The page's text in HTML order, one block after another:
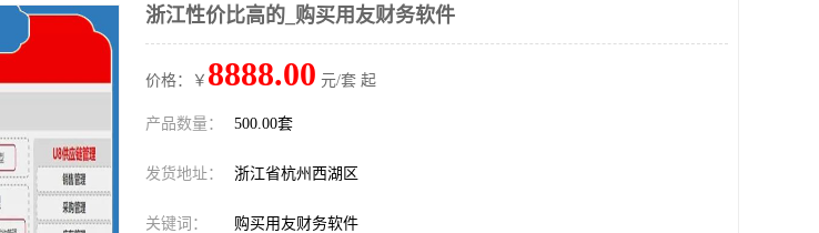
浙江性价比高的_购买用友财务软件
价格：￥ 8888.00 元/套 起
产品数量： 500.00套
发货地址： 浙江省杭州西湖区
关键词： 购买用友财务软件